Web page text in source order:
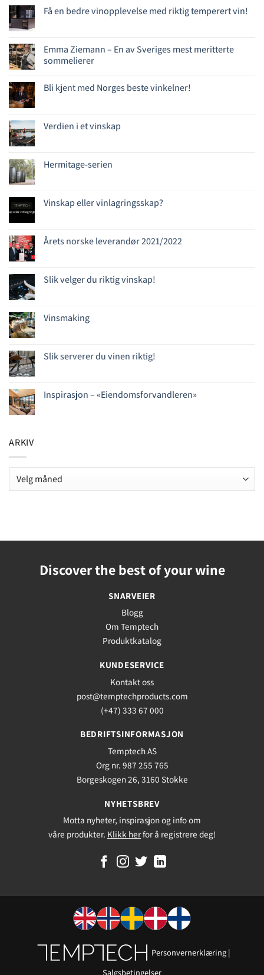
Få en bedre vinopplevelse med riktig temperert vin!
Emma Ziemann – En av Sveriges mest meritterte
sommelierer
Bli kjent med Norges beste vinkelner!
Verdien i et vinskap
Hermitage-serien
Vinskap eller vinlagringsskap?
Årets norske leverandør 2021/2022
Slik velger du riktig vinskap!
Vinsmaking
Slik serverer du vinen riktig!
Inspirasjon – «Eiendomsforvandleren»
ARKIV
Arkiv
Discover the best of your wine
SNARVEIER
Blogg
Om Temptech
Produktkatalog
KUNDESERVICE
Kontakt oss
post@temptechproducts.com
(+47) 333 67 000
BEDRIFTSINFORMASJON
Temptech AS
Org nr. 987 255 765
Borgeskogen 26, 3160 Stokke
NYHETSBREV
Motta nyheter, inspirasjon og info om
våre produkter. Klikk herfor å registrere deg!
Personvernerklæring |
Salgsbetingelser